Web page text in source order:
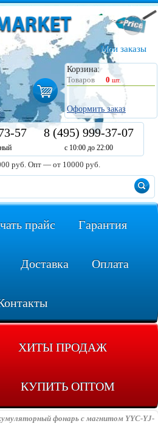
Мои заказы
Корзина:
Товаров
0 шт.
Оформить заказ
57 8 (495) 999-37-07
с 10:00 до 22:00
руб.Опт — от 10000 руб.
прайс Гарантия
Доставка Оплата
ХИТЫ ПРОДАЖ
КУПИТЬ ОПТОМ
фонарь с магнитом YYC-YJ-